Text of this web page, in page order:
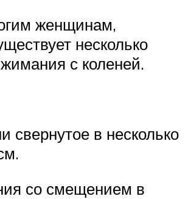
женщинам,
несколько
с коленей.
свернутое в несколько
со смещением в